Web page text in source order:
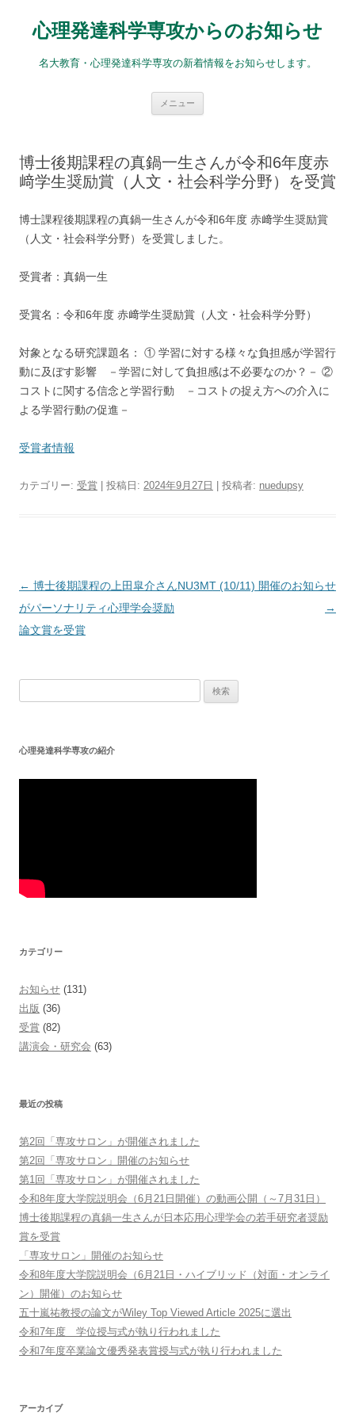
心理発達科学専攻からのお知らせ
名大教育・心理発達科学専攻の新着情報をお知らせします。
メニュー
博士後期課程の真鍋一生さんが令和6年度赤
﨑学生奨励賞（人文・社会科学分野）を受賞
博士課程後期課程の真鍋一生さんが令和6年度 赤﨑学生奨励賞
（人文・社会科学分野）を受賞しました。
受賞者：真鍋一生
受賞名：令和6年度 赤﨑学生奨励賞（人文・社会科学分野）
対象となる研究課題名： ① 学習に対する様々な負担感が学習行
動に及ぼす影響 －学習に対して負担感は不必要なのか？－ ②
コストに関する信念と学習行動 －コストの捉え方への介入に
よる学習行動の促進－
受賞者情報
カテゴリー: 受賞 | 投稿日: 2024年9月27日 投稿者: nuedupsy
投
稿
ナ
← 博士後期課程の上田皐介さん
がパーソナリティ心理学会奨励
論文賞を受賞
NU3MT (10/11) 開催のお知らせ
→
心理発達科学専攻の紹介
カテゴリー
お知らせ (131)
出版 (36)
受賞 (82)
講演会・研究会 (63)
最近の投稿
第2回「専攻サロン」が開催されました
第2回「専攻サロン」開催のお知らせ
第1回「専攻サロン」が開催されました
令和8年度大学院説明会（6月21日開催）の動画公開（～7月31日）
博士後期課程の真鍋一生さんが日本応用心理学会の若手研究者奨励
賞を受賞
「専攻サロン」開催のお知らせ
令和8年度大学院説明会（6月21日・ハイブリッド（対面・オンライ
ン）開催）のお知らせ
五十嵐祐教授の論文がWiley Top Viewed Article 2025に選出
令和7年度 学位授与式が執り行われました
令和7年度卒業論文優秀発表賞授与式が執り行われました
アーカイブ